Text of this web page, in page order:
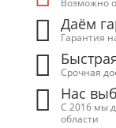
Даём
Гарантия
Срочная
Нас
С 2016 мы
области